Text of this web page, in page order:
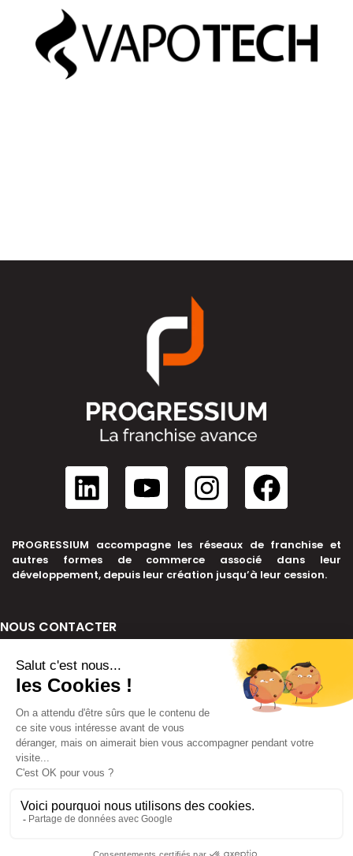
PROGRESSIUM accompagne les réseaux de franchise et
autres formes de commerce associé dans leur
développement, depuis leur création jusqu’à leur cession.
NOUS CONTACTER
+33 6 99 39 91 46
contact@progressium.fr
LIENS
Plan du site